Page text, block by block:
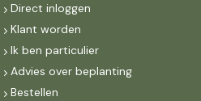
Direct inloggen
Klant worden
Ik ben particulier
Advies over beplanting
Bestellen